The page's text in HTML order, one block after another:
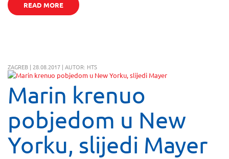
READ MORE
ZAGREB | 28.08.2017 | AUTOR: HTS
Marin krenuo
pobjedom u New
Yorku, slijedi Mayer